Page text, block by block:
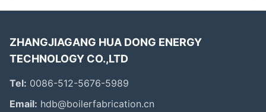
ZHANGJIAGANG HUA DONG ENERGY
TECHNOLOGY CO.,LTD
Tel: 0086-512-5676-5989
Email: hdb@boilerfabrication.cn